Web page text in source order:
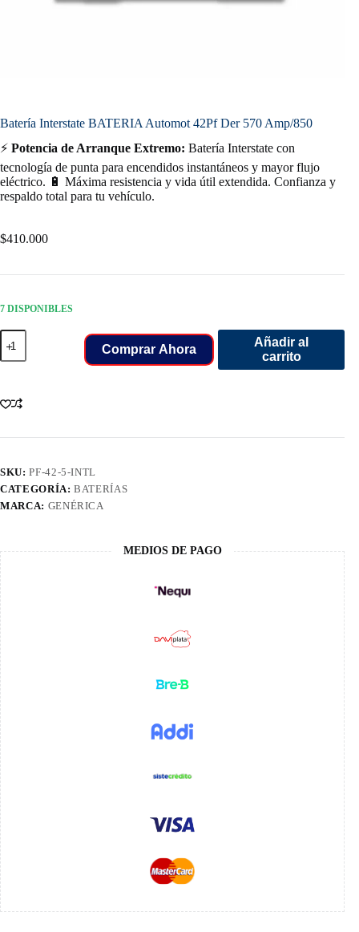
Batería Interstate BATERIA Automot 42Pf Der 570 Amp/850
⚡ Potencia de Arranque Extremo: Batería Interstate con
tecnología de punta para encendidos instantáneos y mayor flujo
eléctrico. 🔋 Máxima resistencia y vida útil extendida. Confianza y
respaldo total para tu vehículo.
$410.000
7 DISPONIBLES
Batería
Interstate
BATERIA
Der
Comprar Ahora
Añadir al
carrito
SKU:PF-42-5-INTL
CATEGORÍA:BATERÍAS
MARCA: GENÉRICA
MEDIOS DE PAGO